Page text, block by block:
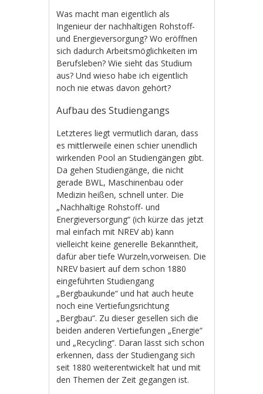
Was macht man eigentlich als
Ingenieur der nachhaltigen Rohstoff-
und Energieversorgung? Wo eröffnen
sich dadurch Arbeitsmöglichkeiten im
Berufsleben? Wie sieht das Studium
aus? Und wieso habe ich eigentlich
noch nie etwas davon gehört?
Aufbau des Studiengangs
Letzteres liegt vermutlich daran, dass
es mittlerweile einen schier unendlich
wirkenden Pool an Studiengängen gibt.
Da gehen Studiengänge, die nicht
gerade BWL, Maschinenbau oder
Medizin heißen, schnell unter. Die
„Nachhaltige Rohstoff- und
Energieversorgung“ (ich kürze das jetzt
mal einfach mit NREV ab) kann
vielleicht keine generelle Bekanntheit,
dafür aber tiefe Wurzeln,vorweisen. Die
NREV basiert auf dem schon 1880
eingeführten Studiengang
„Bergbaukunde“ und hat auch heute
noch eine Vertiefungsrichtung
„Bergbau“. Zu dieser gesellen sich die
beiden anderen Vertiefungen „Energie“
und „Recycling“. Daran lässt sich schon
erkennen, dass der Studiengang sich
seit 1880 weiterentwickelt hat und mit
den Themen der Zeit gegangen ist.